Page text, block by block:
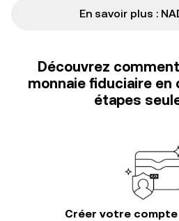
En savoir plus :
Découvrez
monnaie fiduciaire
étapes
Créer votre